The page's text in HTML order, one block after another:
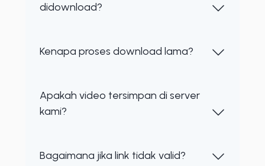
didownload?
Kenapa proses download lama?
Apakah video tersimpan di server
kami?
Bagaimana jika link tidak valid?